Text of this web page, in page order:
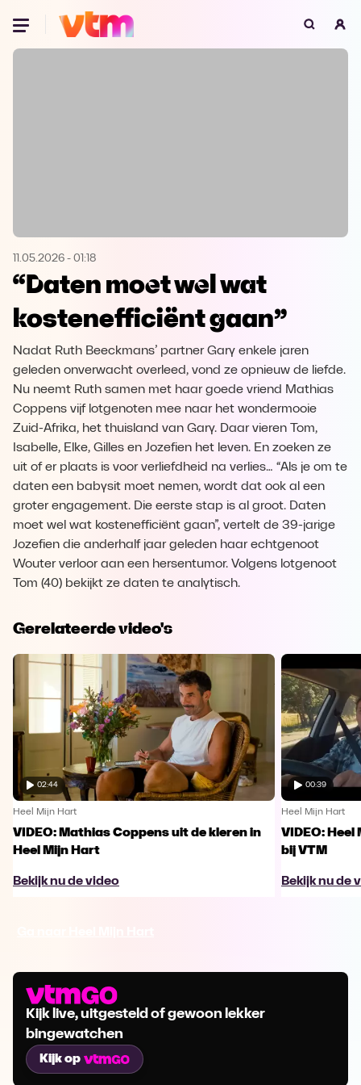
Oeps, browser niet ondersteund
Microsoft Edge Download
Opera Download
11.05.2026 - 01:18
“Daten moet wel wat
kostenefficiënt gaan”
Nadat Ruth Beeckmans’ partner Gary enkele jaren
geleden onverwacht overleed, vond ze opnieuw de liefde.
Nu neemt Ruth samen met haar goede vriend Mathias
Coppens vijf lotgenoten mee naar het wondermooie
Zuid-Afrika, het thuisland van Gary. Daar vieren Tom,
Isabelle, Elke, Gilles en Jozefien het leven. En zoeken ze
uit of er plaats is voor verliefdheid na verlies… “Als je om te
daten een babysit moet nemen, wordt dat ook al een
groter engagement. Die eerste stap is al groot. Daten
moet wel wat kostenefficiënt gaan”, vertelt de 39-jarige
Jozefien die anderhalf jaar geleden haar echtgenoot
Wouter verloor aan een hersentumor. Volgens lotgenoot
Tom (40) bekijkt ze daten te analytisch.
Gerelateerde video's
02:44
Heel Mijn Hart
VIDEO: Mathias Coppens uit de kleren in
Heel Mijn Hart
Bekijk nu de video
00:39
Heel Mijn Hart
VIDEO:
bij VTM
Bekijk nu de
Kijk live, uitgesteld of gewoon lekker
bingewatchen
Kijk op